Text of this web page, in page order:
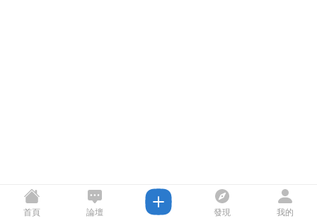
首頁 論壇 發現 我的